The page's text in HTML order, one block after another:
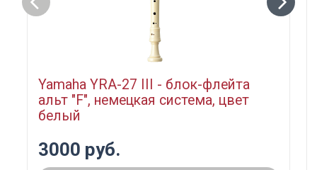
Yamaha YRA-27 III - блок-флейта
альт "F", немецкая система, цвет
белый
3000 руб.